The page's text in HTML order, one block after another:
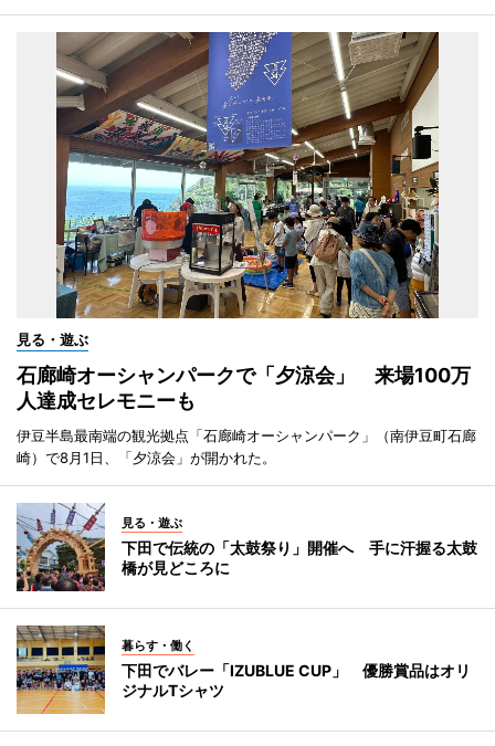
見る・遊ぶ
石廊崎オーシャンパークで「夕涼会」 来場100万
人達成セレモニーも
伊豆半島最南端の観光拠点「石廊崎オーシャンパーク」（南伊豆町石廊
崎）で8月1日、「夕涼会」が開かれた。
見る・遊ぶ
下田で伝統の「太鼓祭り」開催へ 手に汗握る太鼓
橋が見どころに
暮らす・働く
下田でバレー「IZUBLUE CUP」 優勝賞品はオリ
ジナルTシャツ